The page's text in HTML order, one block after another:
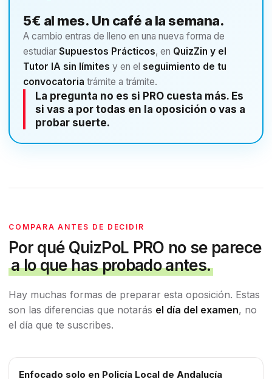
5€ al mes. Un café a la semana.
A cambio entras de lleno en una nueva forma de
estudiar Supuestos Prácticos, en QuizZin y el
Tutor IA sin límites y en el seguimiento de tu
convocatoria trámite a trámite.
La pregunta no es si PRO cuesta más. Es
si vas a por todas en la oposición o vas a
probar suerte.
COMPARA ANTES DE DECIDIR
Por qué QuizPoL PRO no se parece
a lo que has probado antes.
Hay muchas formas de preparar esta oposición. Estas
son las diferencias que notarás el día del examen, no
el día que te suscribes.
Enfocado solo en Policía Local de Andalucía